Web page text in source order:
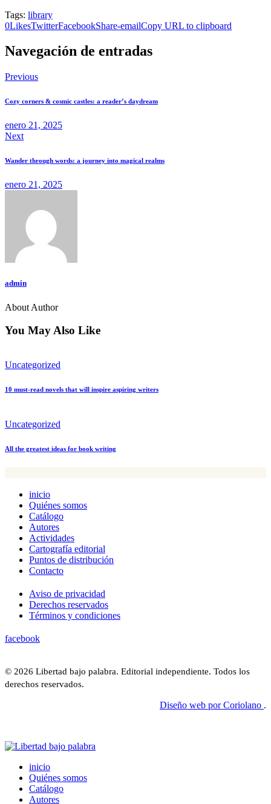
Tags: library
0LikesTwitterFacebookShare-emailCopy URL to clipboard
Navegación de entradas
Previous
Cozy corners & cosmic castles: a reader’s daydream
enero 21, 2025
Next
Wander through words: a journey into magical realms
enero 21, 2025
admin
About Author
You May Also Like
Uncategorized
10 must-read novels that will inspire aspiring writers
Uncategorized
All the greatest ideas for book writing
inicio
Quiénes somos
Catálogo
Autores
Actividades
Cartografía editorial
Puntos de distribución
Contacto
Aviso de privacidad
Derechos reservados
Términos y condiciones
facebook
© 2026 Libertad bajo palabra. Editorial independiente. Todos los
derechos reservados.
Diseño web por Coriolano .
inicio
Quiénes somos
Catálogo
Autores